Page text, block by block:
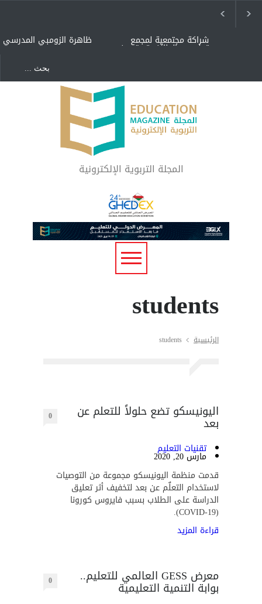
ظاهرة الزومبي المدرسي شراكة مجتمعية لمجمع
تعليمي بالطائف تستهدف
"كنت أنضرب ومافيني إلا
العافية" هل هذا مبرر
لاستمرار أسلوب التربية
المتوارث؟
لماذا تعد برامج توعية الأطفال
بخصوصية الجسد وقاية لا
فضول؟
المجلة التربوية الإلكترونية
students
الرئيسية students
اليونيسكو تضع حلولاً للتعلم عن
بعد 0
تقنيات التعليم
مارس 20, 2020
قدمت منظمة اليونيسكو مجموعة من التوصيات
لاستخدام التعلٌم عن بعد لتخفيف أثر تعليق
الدراسة على الطلاب بسبب فايروس كورونا
(COVID-19).
قراءة المزيد
معرض GESS العالمي للتعليم..
بوابة التنمية التعليمية 0